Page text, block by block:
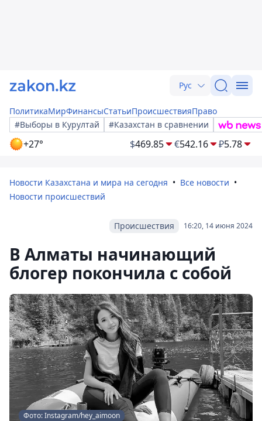
Рус
ПолитикаМирФинансыСтатьиПроисшествияПраво
#Выборы в Курултай
#Казахстан в сравнении
+27° $469.85 €542.16 ₽5.78
Новости Казахстана и мира на сегодня
Все новости
Новости происшествий
16:20, 14 июня 2024
Происшествия
В Алматы начинающий
блогер покончила с собой
Фото: Instagram/hey_aimoon